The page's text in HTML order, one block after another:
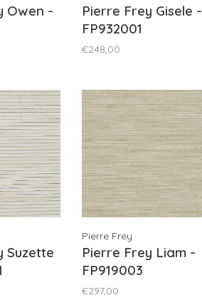
Owen -
Pierre Frey Gisele -
FP932001
€248,00
Suzette
Pierre Frey
Pierre Frey Liam -
FP919003
€297,00